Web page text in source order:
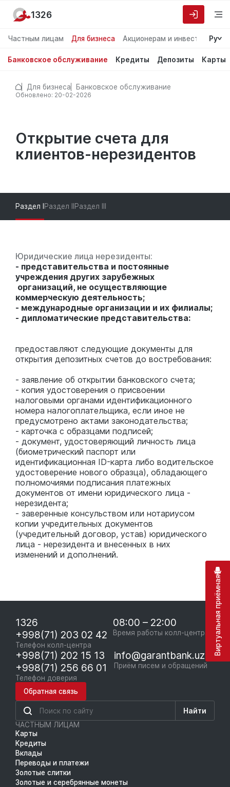
Частным лицам Для бизнеса Акционерам и инвесторам
Ру
Банковское обслуживание Кредиты Депозиты Карты
1326
Для бизнеса Банковское обслуживание
Обновлено: 20-02-2026
Открытие счета для
клиентов-нерезидентов
Раздел I Раздел II Раздел III
Юридические лица нерезиденты:
- представительства и постоянные
учреждения других зарубежных
организаций, не осуществляющие
коммерческую деятельность;
- международные организации и их филиалы;
- дипломатические представительства:
предоставляют следующие документы для
открытия депозитных счетов до востребования:
- заявление об открытии банковского счета;
- копия удостоверения о присвоении
налоговыми органами идентификационного
номера налогоплательщика, если иное не
предусмотрено актами законодательства;
- карточка с образцами подписей;
- документ, удостоверяющий личность лица
(биометрический паспорт или
идентификационная ID-карта либо водительское
удостоверение нового образца), обладающего
полномочиями подписания платежных
документов от имени юридического лица -
нерезидента;
- заверенные консульством или нотариусом
копии учредительных документов
(учредительный договор, устав) юридического
лица - нерезидента и внесенных в них
изменений и дополнений.
1326
+998(71) 203 02 42
Телефон колл-центра
08:00 – 22:00
Время работы колл-центра
+998(71) 202 15 13
+998(71) 256 66 01
Телефон доверия
info@garantbank.uz
Приём писем и обращений
Обратная связь
Найти
ЧАСТНЫМ ЛИЦАМ
Карты
Кредиты
Вклады
Переводы и платежи
Золотые слитки
Золотые и серебрянные монеты
Виртуальная приёмная